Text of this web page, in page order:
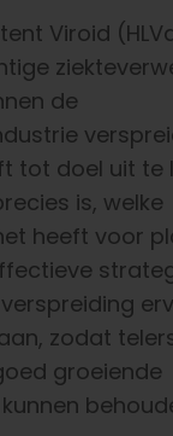
op met
Viroid
de
tot doel uit te
is, welke
heeft voor
zodat
groeiende